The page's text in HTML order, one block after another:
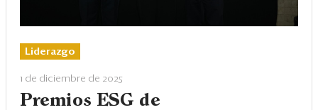
Eventos
Blogs
Ranking CEO
Liderazgo
1 de diciembre de 2025
Premios ESG de